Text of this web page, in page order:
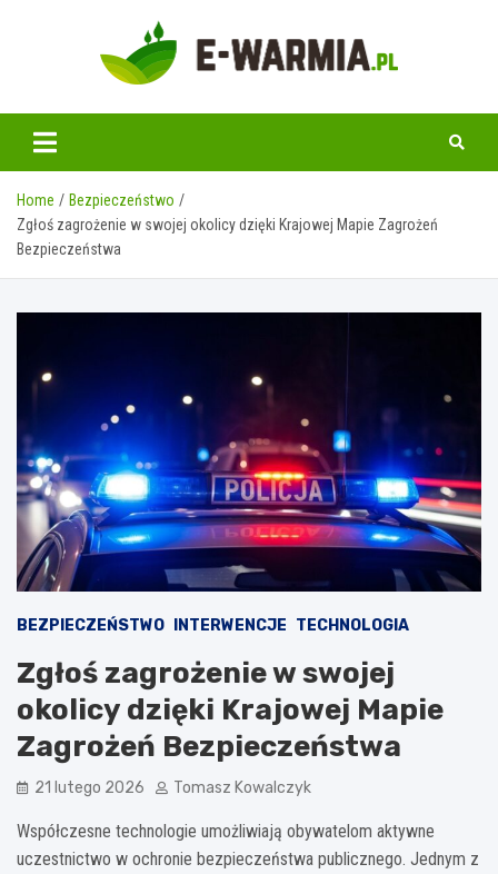
www.e-warmia.pl
Home
Bezpieczeństwo
Zgłoś zagrożenie w swojej okolicy dzięki Krajowej Mapie Zagrożeń
Bezpieczeństwa
BEZPIECZEŃSTWO INTERWENCJE TECHNOLOGIA
Zgłoś zagrożenie w swojej
okolicy dzięki Krajowej Mapie
Zagrożeń Bezpieczeństwa
21 lutego 2026 Tomasz Kowalczyk
Współczesne technologie umożliwiają obywatelom aktywne
uczestnictwo w ochronie bezpieczeństwa publicznego. Jednym z